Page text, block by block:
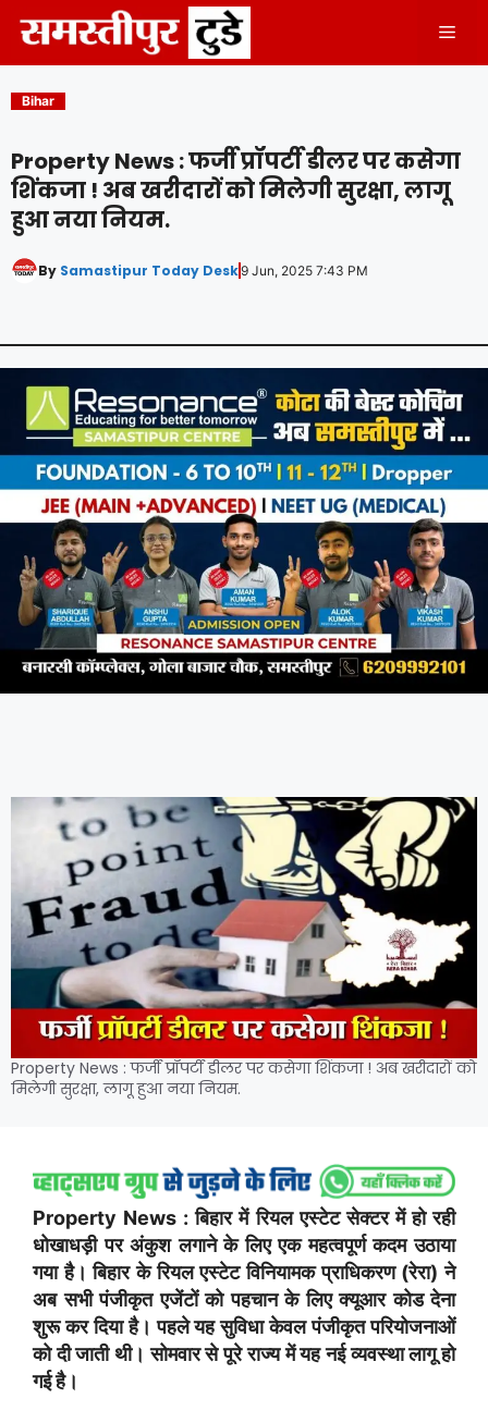
content
Bihar
Property News : फर्जी प्रॉपर्टी डीलर पर कसेगा
शिंकजा ! अब खरीदारों को मिलेगी सुरक्षा, लागू
हुआ नया नियम.
By Samastipur Today Desk9 Jun, 2025 7:43 PM
Property News : फर्जी प्रॉपर्टी डीलर पर कसेगा शिंकजा ! अब खरीदारों को
मिलेगी सुरक्षा, लागू हुआ नया नियम.
Property News : बिहार में रियल एस्टेट सेक्टर में हो रही
धोखाधड़ी पर अंकुश लगाने के लिए एक महत्वपूर्ण कदम उठाया
गया है। बिहार के रियल एस्टेट विनियामक प्राधिकरण (रेरा) ने
अब सभी पंजीकृत एजेंटों को पहचान के लिए क्यूआर कोड देना
शुरू कर दिया है। पहले यह सुविधा केवल पंजीकृत परियोजनाओं
को दी जाती थी। सोमवार से पूरे राज्य में यह नई व्यवस्था लागू हो
गई है।